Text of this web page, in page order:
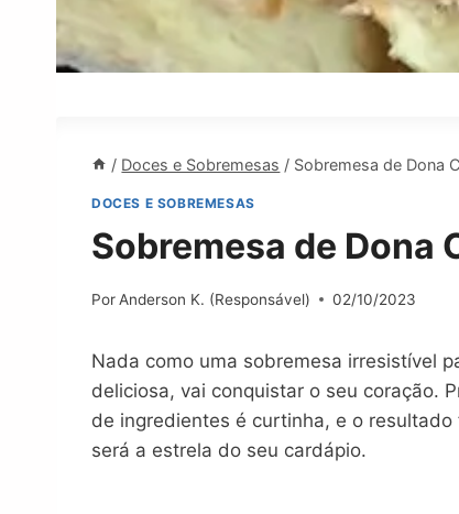
/ Doces e Sobremesas / Sobremesa de Dona
DOCES E SOBREMESAS
Sobremesa de Dona
Por Anderson K. (Responsável) 02/10/2023
Nada como uma sobremesa irresistível
deliciosa, vai conquistar o seu coração.
de ingredientes é curtinha, e o
será a estrela do seu cardápio.